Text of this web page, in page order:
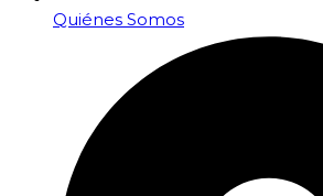
Quiénes Somos